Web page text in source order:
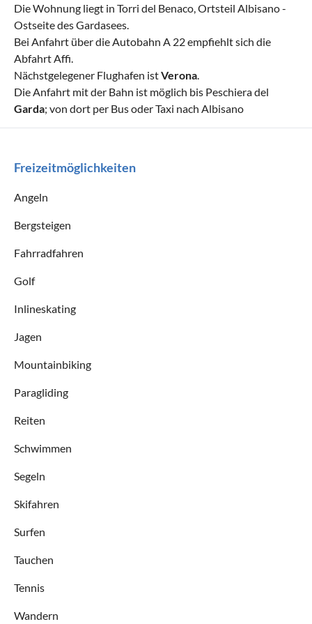
Die Wohnung liegt in Torri del Benaco, Ortsteil Albisano -
Ostseite des Gardasees.
Bei Anfahrt über die Autobahn A 22 empfiehlt sich die
Abfahrt Affi.
Nächstgelegener Flughafen istVerona
Die Anfahrt mit der Bahn ist möglich bis Peschiera del
Garda; von dort per Bus oder Taxi nach Albisano
Freizeitmöglichkeiten
Angeln
Bergsteigen
Fahrradfahren
Golf
Inlineskating
Jagen
Mountainbiking
Paragliding
Reiten
Schwimmen
Segeln
Skifahren
Surfen
Tauchen
Tennis
Wandern